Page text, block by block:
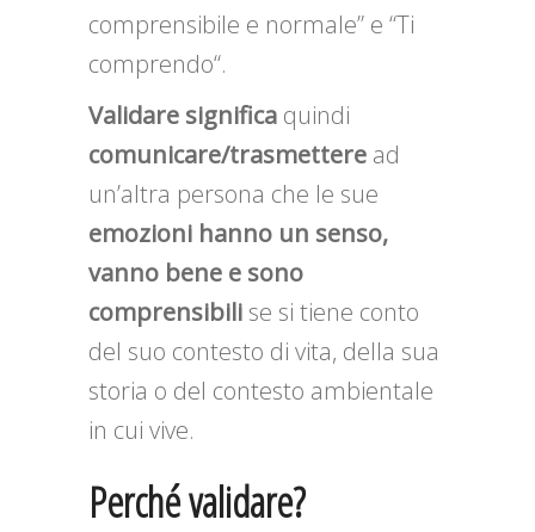
comprensibile e normale” e “Ti
comprendo“.
Validare significa quindi
comunicare/trasmettere ad
un’altra persona che le sue
emozioni hanno un senso,
vanno bene e sono
comprensibili se si tiene conto
del suo contesto di vita, della sua
storia o del contesto ambientale
in cui vive.
Perché validare?